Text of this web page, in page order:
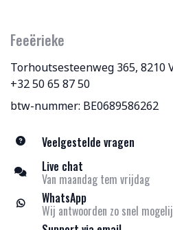
Feeërieke
Torhoutsesteenweg 365, 8210
+32 50 65 87 50
btw-nummer: BE0689586262
Veelgestelde vragen
Live chat
Van maandag tem vrijdag
WhatsApp
Wij antwoorden zo snel